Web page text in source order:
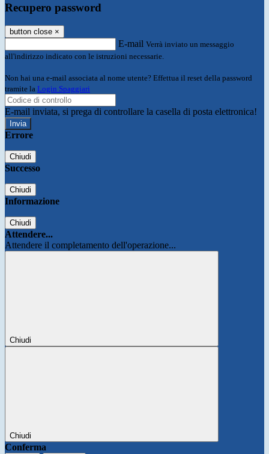
Recupero password
button close ×
E-mail Verrà inviato un messaggio
all'indirizzo indicato con le istruzioni necessarie.
Non hai una e-mail associata al nome utente? Effettua il reset della password
tramite la Login Spaggiari
E-mail inviata, si prega di controllare la casella di posta elettronica!
Errore
Chiudi
Successo
Chiudi
Informazione
Chiudi
Attendere...
Attendere il completamento dell'operazione...
Chiudi
Chiudi
Conferma